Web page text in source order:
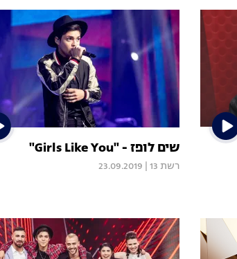
שים לופז - "Girls Like You"
רשת 13 23.09.2019